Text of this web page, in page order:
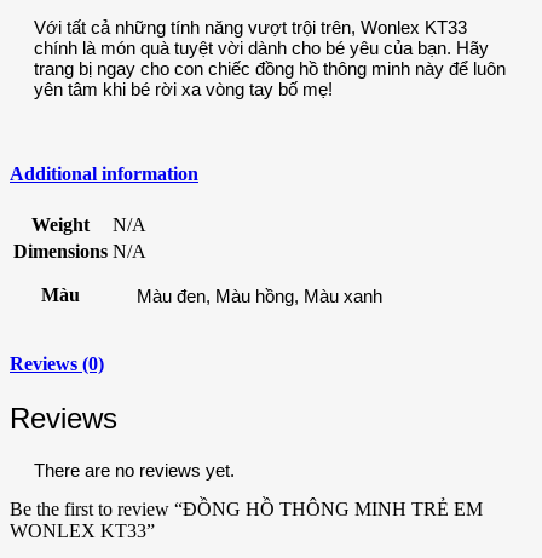
Với tất cả những tính năng vượt trội trên, Wonlex KT33
chính là món quà tuyệt vời dành cho bé yêu của bạn. Hãy
trang bị ngay cho con chiếc đồng hồ thông minh này để luôn
yên tâm khi bé rời xa vòng tay bố mẹ!
Additional information
Weight
N/A
Dimensions N/A
Màu Màu đen, Màu hồng, Màu xanh
Reviews (0)
Reviews
There are no reviews yet.
Be the first to review “ĐỒNG HỒ THÔNG MINH TRẺ EM
WONLEX KT33”